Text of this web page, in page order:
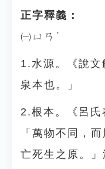
正字釋義：
㈠ㄩㄢˊ
1.水源。《說文
泉本也。」
2.根本。《呂氏
「萬物不同，
亡死生之原。